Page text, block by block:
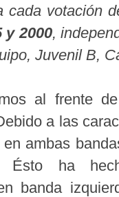
cada votación
y 2000,
Juvenil B,
al frente
a las
ambas
Ésto ha
banda